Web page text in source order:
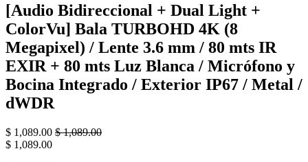
[Audio Bidireccional + Dual Light +
ColorVu] Bala TURBOHD 4K (8
Megapixel) / Lente 3.6 mm / 80 mts IR
EXIR + 80 mts Luz Blanca / Micrófono y
Bocina Integrado / Exterior IP67 / Metal /
dWDR
$ 1,089.00 $1,089.00
$ 1,089.00